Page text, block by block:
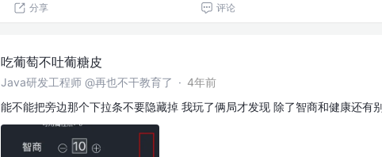
分享 评论
吃葡萄不吐葡糖皮
Java研发工程师 @再也不干教育了 · 4年前
能不能把旁边那个下拉条不要隐藏掉 我玩了俩局才发现 除了智商和健康还有